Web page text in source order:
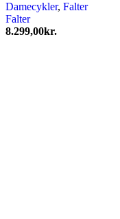
Damecykler, Falter
Falter
8.299,00kr.